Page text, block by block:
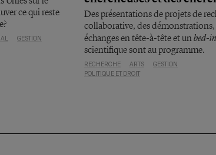
ce qui reste
GESTION
Des présentations de projets de
collaborative, des démonstrations,
échanges en tête-à-tête et unbed-in
scientifique sont au programme.
RECHERCHE ARTS
GESTION
POLITIQUE ET DROIT